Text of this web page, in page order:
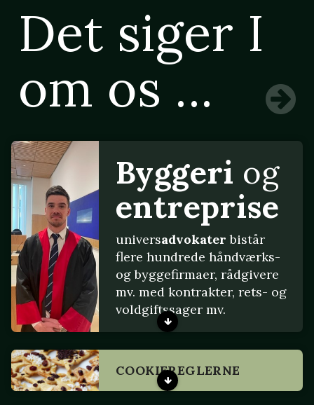
Det siger I
om os ...
Byggeri og
entreprise
universadvokater bistår
flere hundrede håndværks-
og byggefirmaer, rådgivere
mv. med kontrakter, rets- og
voldgiftssager mv.
COOKIEREGLERNE